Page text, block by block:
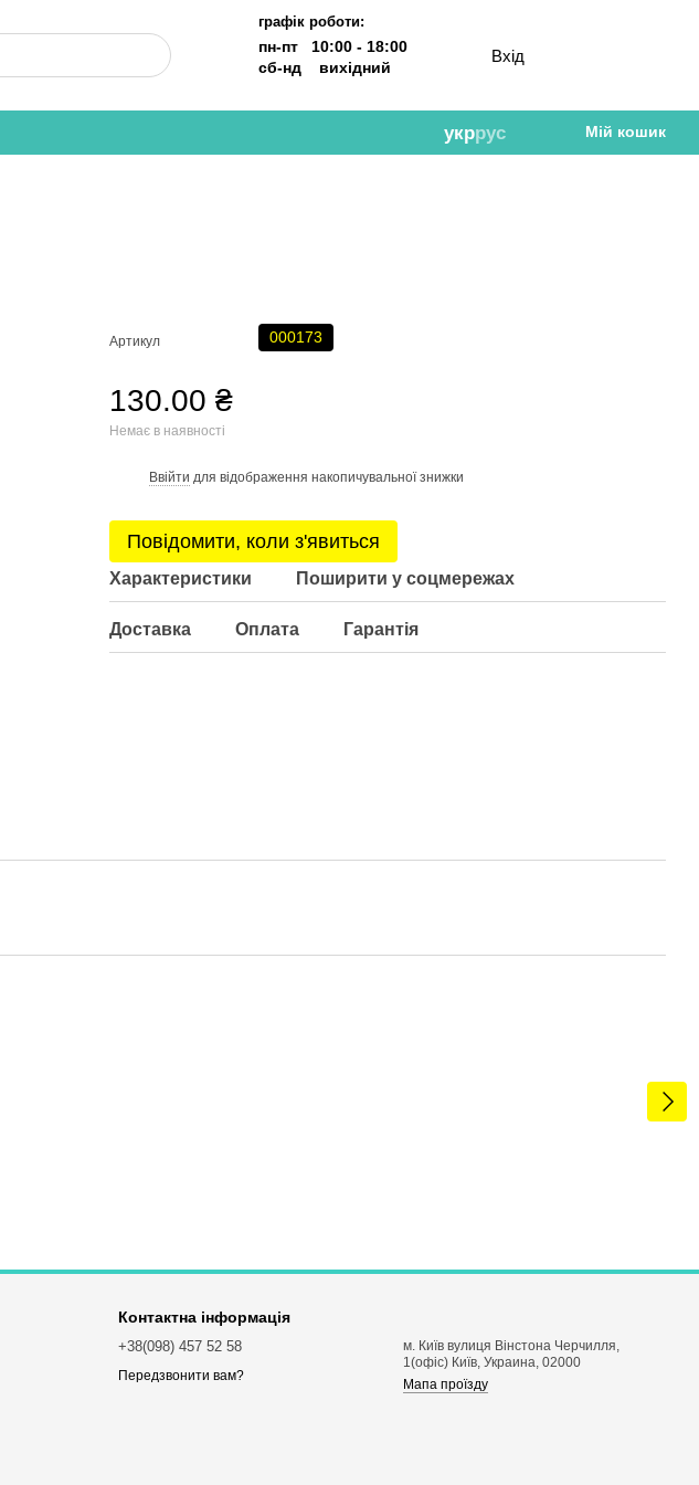
графік роботи:
пн-пт 10:00 - 18:00
сб-нд вихідний
Вхід
укррус Мій кошик
Артикул 000173
130.00 ₴
Немає в наявності
Ввійти для відображення накопичувальної знижки
Повідомити, коли з'явиться
Характеристики Поширити у соцмережах
Доставка Оплата Гарантія
Контактна інформація
+38(098) 457 52 58
Передзвонити вам?
м. Київ вулиця Вінстона Черчилля,
1(офіс) Київ, Украина, 02000
Мапа проїзду